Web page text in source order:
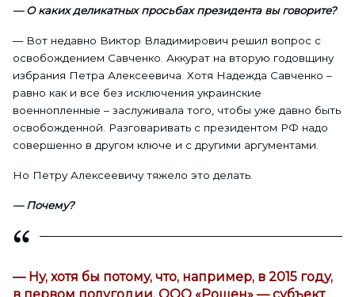
— О каких деликатных просьбах президента вы говорите?
— Вот недавно Виктор Владимирович решил вопрос с
освобождением Савченко. Аккурат на вторую годовщину
избрания Петра Алексеевича. Хотя Надежда Савченко –
равно как и все без исключения украинские
военнопленные – заслуживала того, чтобы уже давно быть
освобожденной. Разговаривать с президентом РФ надо
совершенно в другом ключе и с другими аргументами.
Но Петру Алексеевичу тяжело это делать.
— Почему?
— Ну, хотя бы потому, что, например, в 2015 году,